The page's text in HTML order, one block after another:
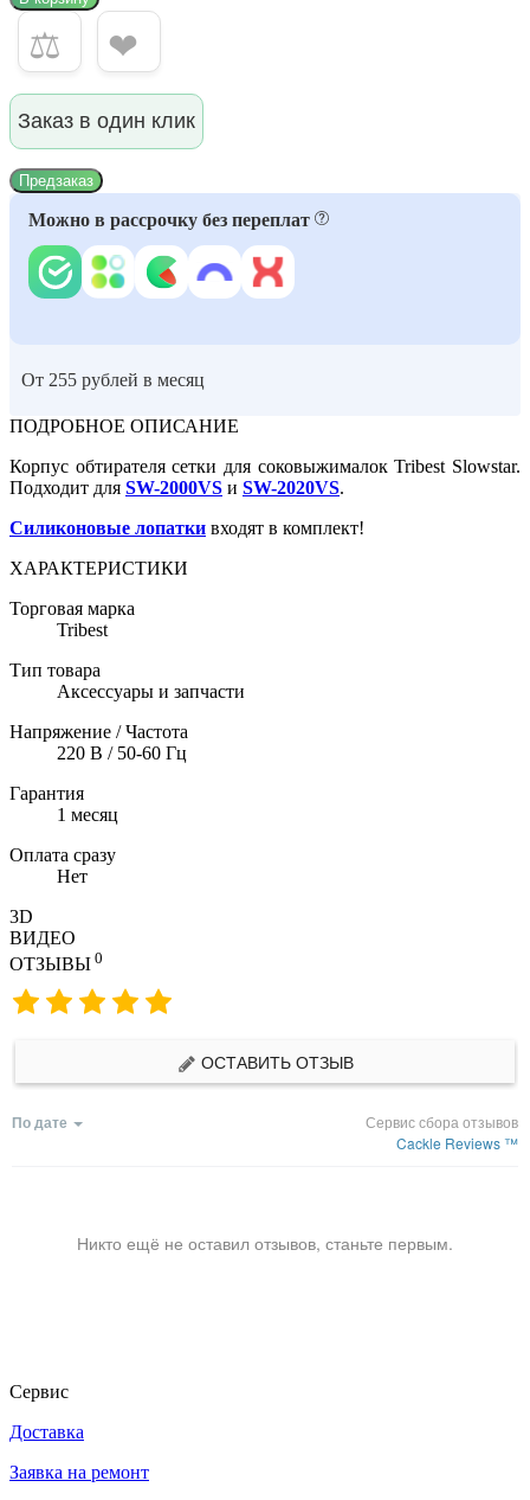
⚖ ❤
Заказ в один клик
Предзаказ
Можно в рассрочку без переплат
От 255 рублей в месяц
ПОДРОБНОЕ ОПИСАНИЕ
Корпус обтирателя сетки для соковыжималок Tribest Slowstar.
Подходит для SW-2000VS и SW-2020VS.
Силиконовые лопатки входят в комплект!
ХАРАКТЕРИСТИКИ
Торговая марка
Tribest
Тип товара
Аксессуары и запчасти
Напряжение / Частота
220 В / 50-60 Гц
Гарантия
1 месяц
Оплата сразу
Нет
3D
ВИДЕО
ОТЗЫВЫ 0
ОСТАВИТЬ ОТЗЫВ
По дате
Сервис сбора отзывов
Cackle Reviews ™
Никто ещё не оставил отзывов, станьте первым.
Сервис
Доставка
Заявка на ремонт